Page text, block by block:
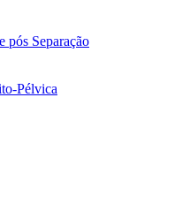
pós Separação
Pélvica